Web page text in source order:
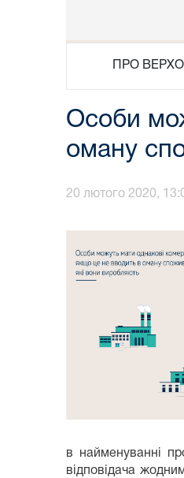
ПРО
Особи
оману
20 лютого 2020,
в найменуванні
відповідача